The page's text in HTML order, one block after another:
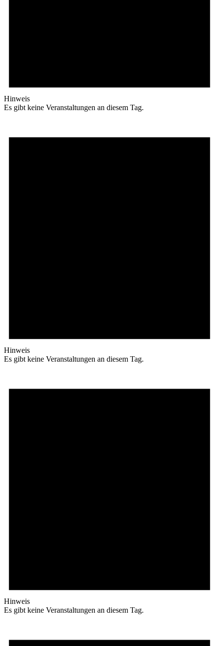
Hinweis
Es gibt keine Veranstaltungen an diesem Tag.
Hinweis
Es gibt keine Veranstaltungen an diesem Tag.
Hinweis
Es gibt keine Veranstaltungen an diesem Tag.